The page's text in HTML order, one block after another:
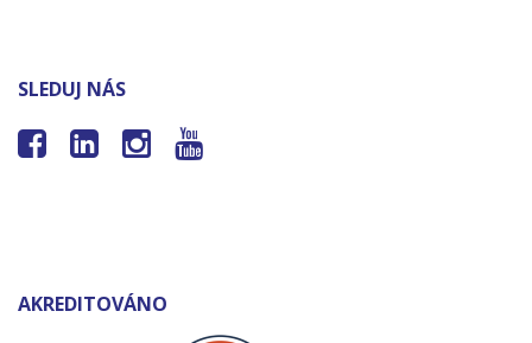
SLEDUJ NÁS
   
AKREDITOVÁNO